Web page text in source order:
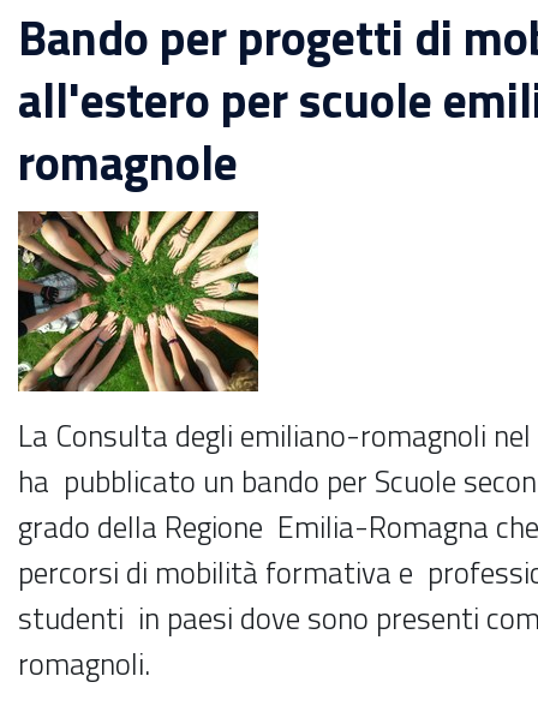
Eventi
Tutte le notizie
Newsletter
Bando per progetti di
all'estero per scuole
romagnole
La Consulta degli emiliano-romagnoli
ha pubblicato un bando per Scuole
grado della Regione Emilia-Romagna
percorsi di mobilità formativa e
studenti in paesi dove sono presenti
romagnoli.